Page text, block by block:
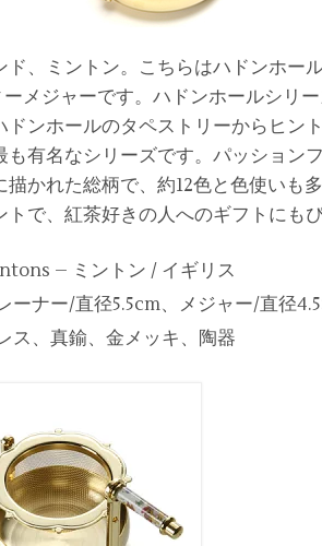
ド、ミントン。こちらはハドンホー
メジャーです。ハドンホールシリ
ドンホールのタペストリーからヒン
も有名なシリーズです。パッション
かれた総柄で、約12色と色使いも多
トで、紅茶好きの人へのギフトにもぴ
– ミントン / イギリス
ーナー/直径5.5cm、メジャー/直径
ス、真鍮、金メッキ、陶器